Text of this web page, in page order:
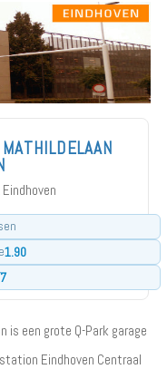
1.90
is een grote Q-Park garage
Eindhoven Centraal